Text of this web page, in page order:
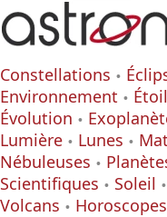
Constellations
Environnement
Évolution
Lumière
Lunes
Nébuleuses
Scientifiques
Soleil
Volcans
Horoscopes